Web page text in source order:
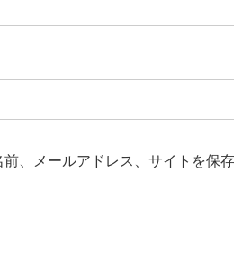
、メールアドレス、サイトを保存